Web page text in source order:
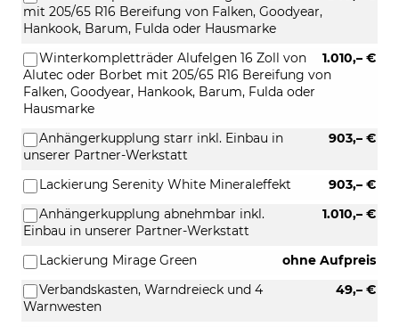
mit 205/65 R16 Bereifung von Falken, Goodyear,
Hankook, Barum, Fulda oder Hausmarke
1.010,– €
Winterkompletträder Alufelgen 16 Zoll von
Alutec oder Borbet mit 205/65 R16 Bereifung von
Falken, Goodyear, Hankook, Barum, Fulda oder
Hausmarke
903,– €
Anhängerkupplung starr inkl. Einbau in
unserer Partner-Werkstatt
903,– €
Lackierung Serenity White Mineraleffekt
1.010,– €
Anhängerkupplung abnehmbar inkl.
Einbau in unserer Partner-Werkstatt
ohne Aufpreis
Lackierung Mirage Green
49,– €
Verbandskasten, Warndreieck und 4
Warnwesten